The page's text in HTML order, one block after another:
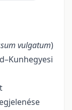
vulgatum)